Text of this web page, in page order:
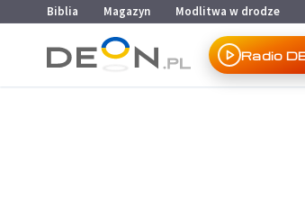
Przejdź do menu głównego
Przejdź do treści
Biblia Magazyn Modlitwa w drodze
Radio